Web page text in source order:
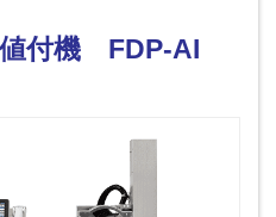
値付機 FDP-AI